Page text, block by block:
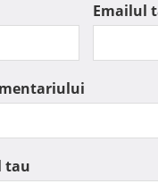
Emailul
tau